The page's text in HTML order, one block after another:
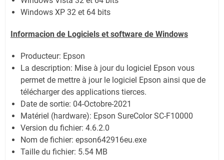
Windows XP 32 et 64 bits
Informacion de Logiciels et software de Windows
Producteur: Epson
La description: Mise à jour du logiciel Epson vous
permet de mettre à jour le logiciel Epson ainsi que de
télécharger des applications tierces.
Date de sortie: 04-Octobre-2021
Matériel (hardware): Epson SureColor SC-F10000
Version du fichier: 4.6.2.0
Nom de fichier: epson642916eu.exe
Taille du fichier: 5.54 MB